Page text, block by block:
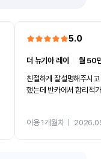
5.0
더 뉴기아 레이
월 50
친절하게 잘설명해주시
했는데 반카에서 합리적
이용 1개월차ㅣ